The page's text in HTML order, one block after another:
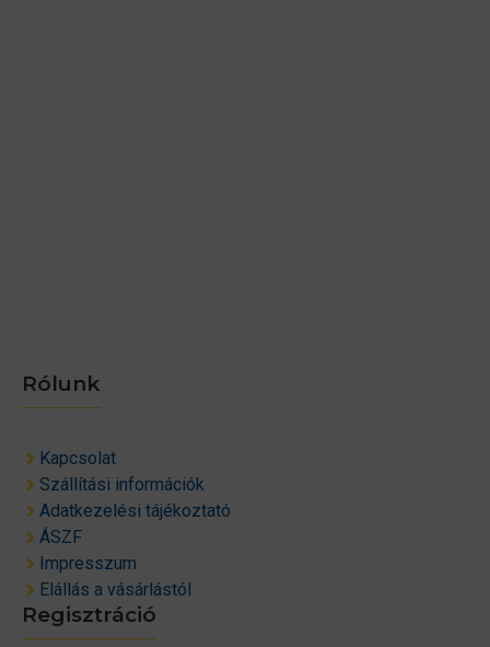
Rólunk
Kapcsolat
Szállítási információk
Adatkezelési tájékoztató
ÁSZF
Impresszum
Elállás a vásárlástól
Regisztráció